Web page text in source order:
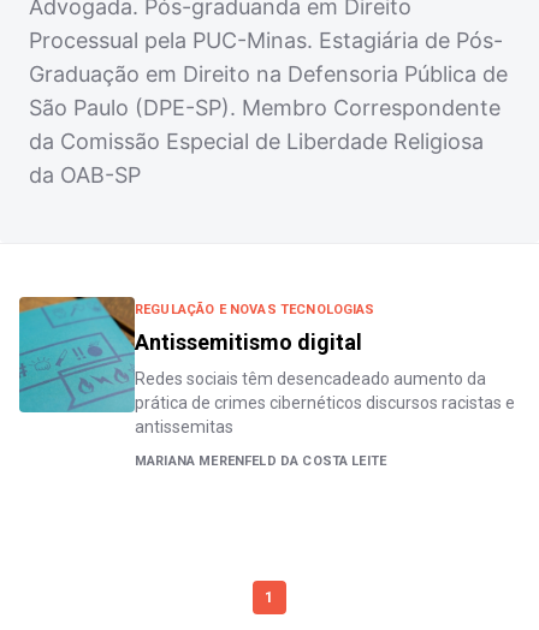
Advogada. Pós-graduanda em Direito
Processual pela PUC-Minas. Estagiária de Pós-
Graduação em Direito na Defensoria Pública de
São Paulo (DPE-SP). Membro Correspondente
da Comissão Especial de Liberdade Religiosa
da OAB-SP
REGULAÇÃO E NOVAS TECNOLOGIAS
Antissemitismo digital
Redes sociais têm desencadeado aumento da
prática de crimes cibernéticos discursos racistas e
antissemitas
MARIANA MERENFELD DA COSTA LEITE
1